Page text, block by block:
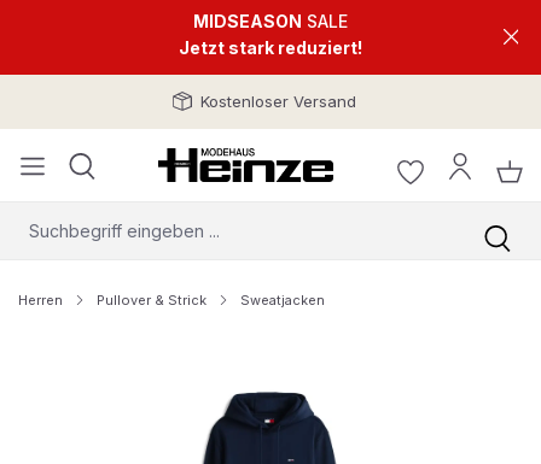
MIDSEASON SALE
Jetzt stark reduziert!
Kostenloser Versand
Herren Pullover & Strick Sweatjacken